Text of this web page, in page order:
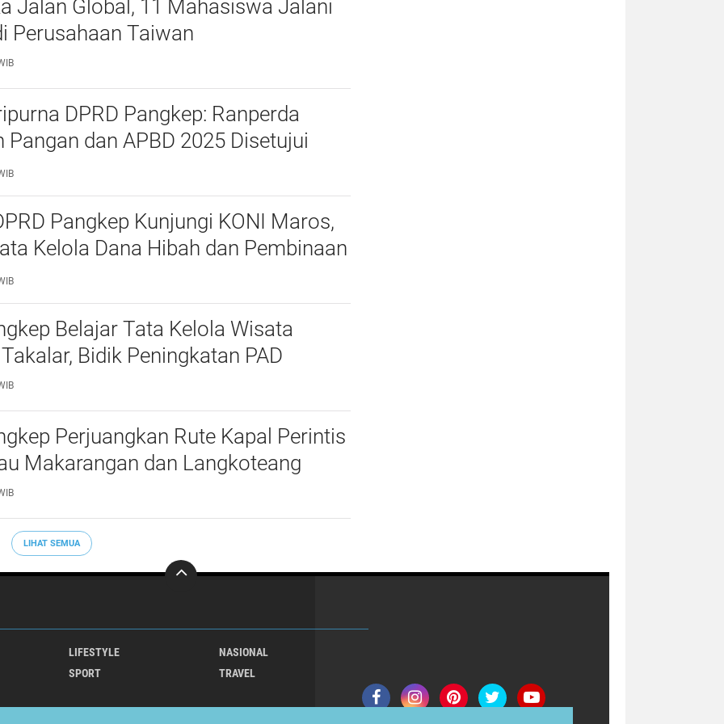
Jalan Global, 11 Mahasiswa Jalani
Perusahaan Taiwan
DPRD Pangkep: Ranperda
Pangan dan APBD 2025 Disetujui
Catatan
Pangkep Kunjungi KONI Maros,
Kelola Dana Hibah dan Pembinaan
Belajar Tata Kelola Wisata
Bidik Peningkatan PAD
Perjuangkan Rute Kapal Perintis
Makarangan dan Langkoteang
LIHAT SEMUA
LIFESTYLE
NASIONAL
SPORT TRAVEL